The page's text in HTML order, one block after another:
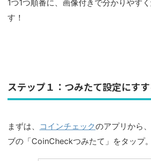
1つ1つ順番に、画像付きで分かりやす
す！
ステップ１：つみたて設定にす
まずは、 コインチェックのアプリから
ブの「CoinCheckつみたて」をタップ。